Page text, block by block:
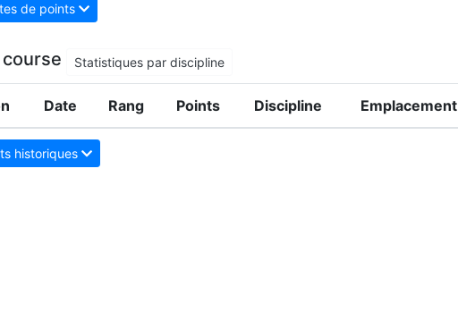
de points
Statistiques par discipline
Date Rang Points Discipline Emplacement
historiques